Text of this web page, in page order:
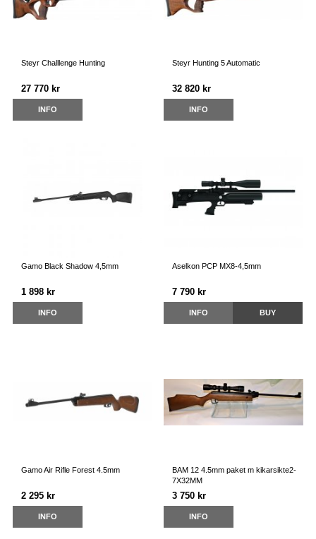
Steyr Challlenge Hunting
27 770 kr
INFO
Steyr Hunting 5 Automatic
32 820 kr
INFO
Gamo Black Shadow 4,5mm
1 898 kr
INFO
Aselkon PCP MX8-4,5mm
7 790 kr
INFO BUY
Gamo Air Rifle Forest 4.5mm
2 295 kr
INFO
BAM 12 4.5mm paket m kikarsikte2-
7X32MM
3 750 kr
INFO